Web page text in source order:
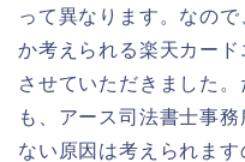
って異なります。なの
か考えられる楽天カー
させていただきました
も、アース司法書士事
ない原因は考えられま